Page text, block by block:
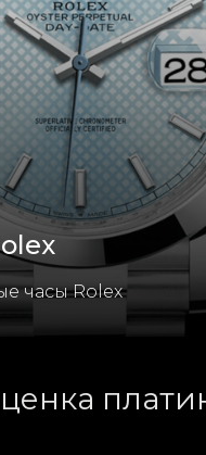
часы Rolex